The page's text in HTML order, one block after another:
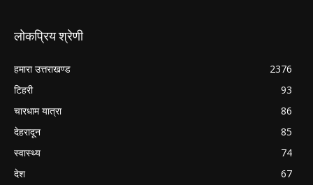
लोकप्रिय श्रेणी
हमारा उत्तराखण्ड
2376
टिहरी
93
चारधाम यात्रा
86
देहरादून
85
स्वास्थ्य
74
देश
67